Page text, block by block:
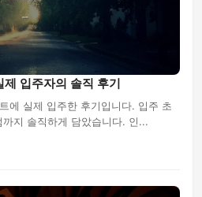
입주자의 솔직 후기
에 실제 입주한 후기입니다. 입주 초
지 솔직하게 담았습니다. 인...